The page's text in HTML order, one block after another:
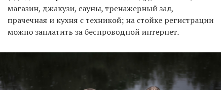
магазин, джакузи, сауны, тренажерный зал,
прачечная и кухня с техникой; на стойке регистрации
можно заплатить за беспроводной интернет.